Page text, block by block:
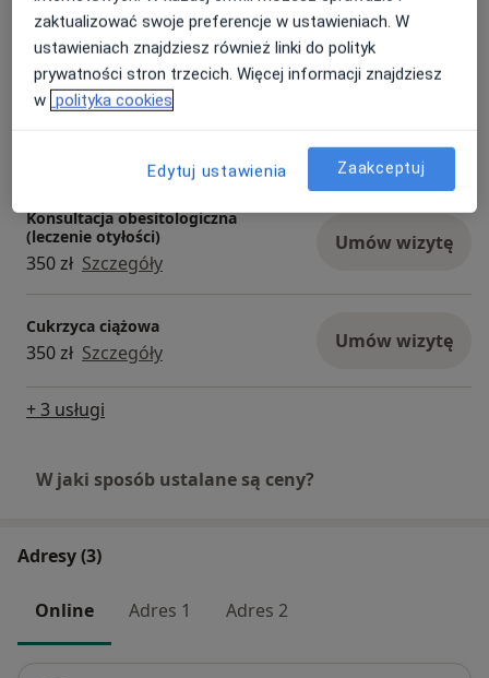
Konsultacja internistyczna
350 zł Szczegóły Umów wizytę
Konsultacja
Szczegóły
Konsultacja obesitologiczna
(leczenie otyłości)
350 zł Szczegóły
Umów wizytę
Cukrzyca ciążowa
350 zł Szczegóły Umów wizytę
+ 3 usługi
W jaki sposób ustalane są ceny?
Adresy (3)
Online Adres 1 Adres 2
zaktualizować swoje preferencje w ustawieniach. W
ustawieniach znajdziesz również linki do polityk
prywatności stron trzecich. Więcej informacji znajdziesz
w polityka cookies
Edytuj ustawienia Zaakceptuj